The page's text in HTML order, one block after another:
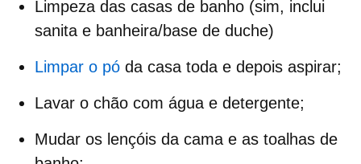
Limpeza das casas de banho (sim, inclui
sanita e banheira/base de duche)
Limpar o pó da casa toda e depois aspirar;
Lavar o chão com água e detergente;
Mudar os lençóis da cama e as toalhas de